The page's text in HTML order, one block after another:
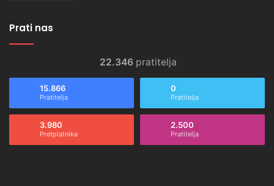
Prati nas
22.346 pratitelja
15.866
Pratitelja
0
Pratitelja
3.980
Pretplatnika
2.500
Pratitelja